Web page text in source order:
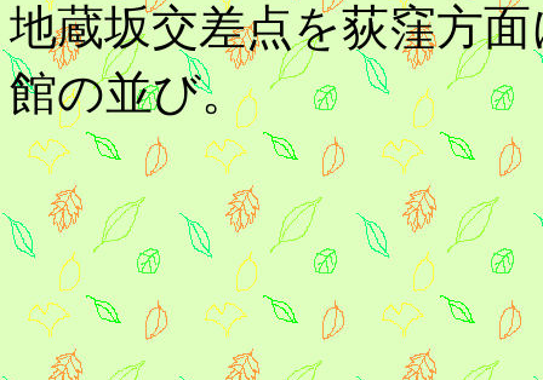
地蔵坂交差点を荻窪方
館の並び。